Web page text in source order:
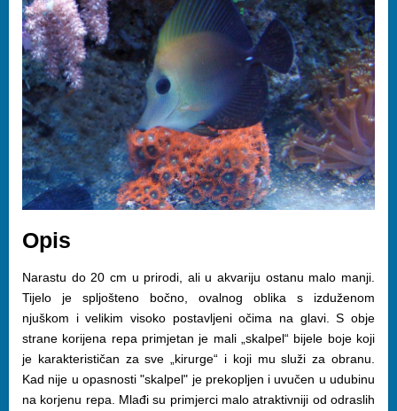
Opis
Narastu do 20 cm u prirodi, ali u akvariju ostanu malo manji.
Tijelo je spljošteno bočno, ovalnog oblika s izduženom
njuškom i velikim visoko postavljeni očima na glavi. S obje
strane korijena repa primjetan je mali „skalpel“ bijele boje koji
je karakterističan za sve „kirurge“ i koji mu služi za obranu.
Kad nije u opasnosti "skalpel" je prekopljen i uvučen u udubinu
na korjenu repa. Mlađi su primjerci malo atraktivniji od odraslih